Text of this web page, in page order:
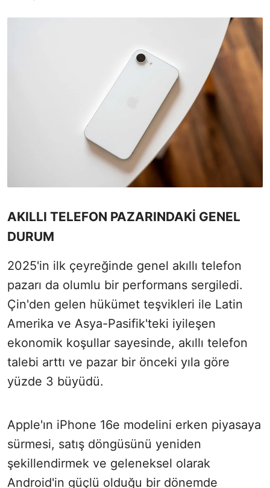
AKILLI TELEFON PAZARINDAKİ GENEL
DURUM
2025'in ilk çeyreğinde genel akıllı telefon
pazarı da olumlu bir performans sergiledi.
Çin'den gelen hükümet teşvikleri ile Latin
Amerika ve Asya-Pasifik'teki iyileşen
ekonomik koşullar sayesinde, akıllı telefon
talebi arttı ve pazar bir önceki yıla göre
yüzde 3 büyüdü.
Apple'ın iPhone 16e modelini erken piyasaya
sürmesi, satış döngüsünü yeniden
şekillendirmek ve geleneksel olarak
Android'in güçlü olduğu bir dönemde